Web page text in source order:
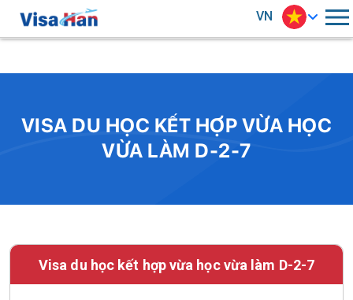
VN
VISA DU HỌC KẾT HỢP VỪA HỌC
VỪA LÀM D-2-7
Visa du học kết hợp vừa học vừa làm D-2-7